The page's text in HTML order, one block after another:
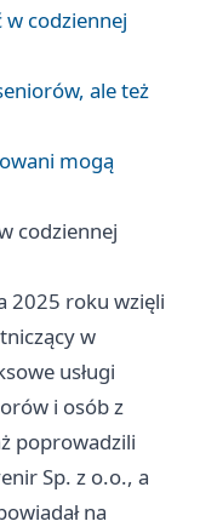
w codziennej
ale też
mogą
codziennej
2025 roku wzięli
w
usługi
i osób z
poprowadzili
Sp. z o.o., a
na